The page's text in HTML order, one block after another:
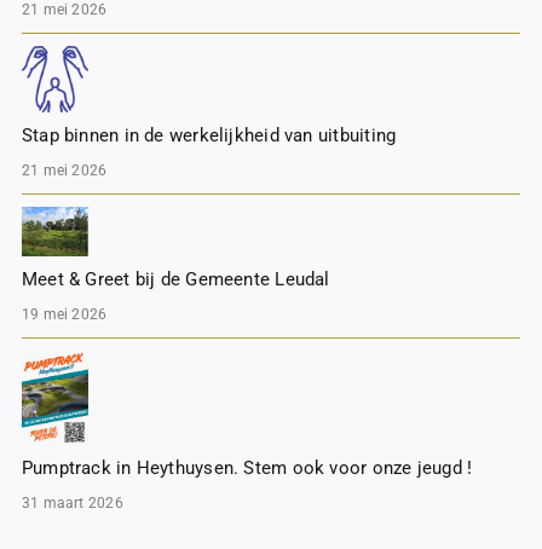
21 mei 2026
Stap binnen in de werkelijkheid van uitbuiting
21 mei 2026
Meet & Greet bij de Gemeente Leudal
19 mei 2026
Pumptrack in Heythuysen. Stem ook voor onze jeugd !
31 maart 2026